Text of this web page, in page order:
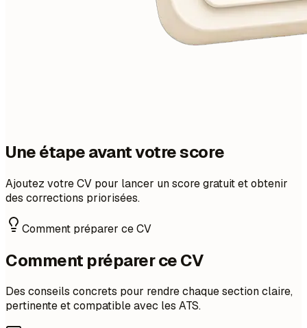
Une étape avant votre score
Ajoutez votre CV pour lancer un score gratuit et obtenir
des corrections priorisées.
Comment préparer ce CV
Comment préparer ce CV
Des conseils concrets pour rendre chaque section claire,
pertinente et compatible avec les ATS.